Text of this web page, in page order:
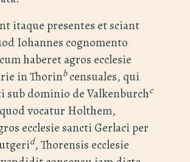
itaque presentes et sciant
Iohannes cognomento
haberet agros ecclesie
in Thorinbcensuales, qui
sub dominio de Valkenburchc
vocatur Holthem,
ecclesie sancti Gerlaci per
d, Thorensis ecclesie